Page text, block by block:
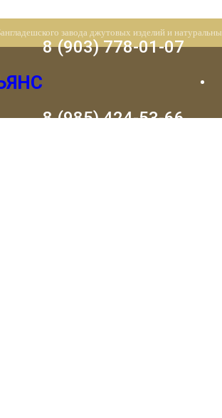
завода джутовых изделий и
8 (903) 778-01-07
8 (985) 424-53-66